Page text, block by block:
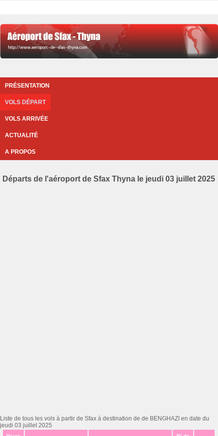
PRÉSENTATION
VOLS DÉPART
VOLS ARRIVÉE
ACTUALITÉ
A PROPOS
Départs de l'aéroport de Sfax Thyna le jeudi 03 juillet 2025
Liste de tous les vols à partir de Sfax à destination de de BENGHAZI en date du
jeudi 03 juillet 2025